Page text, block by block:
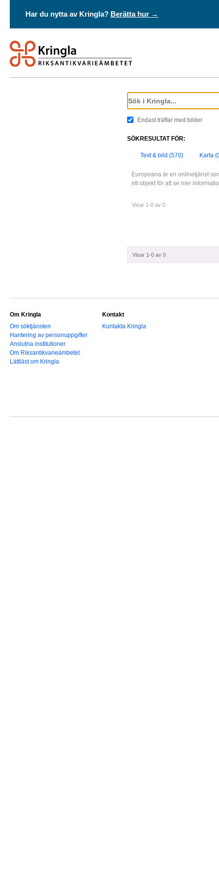
Har du nytta av Kringla? Berätta hur →
Endast träffar med bilder
SÖKRESULTAT FÖR:
Text & bild (570) Karta
Europeana är en onlinetjänst
ett objekt för att se mer
Visar 1-0 av 0
Visar 1-0 av 0
Om Kringla
Om söktjänsten
Hantering av personuppgifter
Anslutna institutioner
Om Riksantikvarieämbetet
Lättläst om Kringla
Kontakt
Kontakta Kringla